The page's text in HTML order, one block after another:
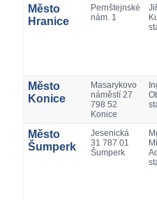
Město
Hranice
Pernštejnské
nám. 1
Město
Konice
Masarykovo
náměstí 27
798 52
Konice
Město
Šumperk
Jesenická
31 787 01
Šumperk